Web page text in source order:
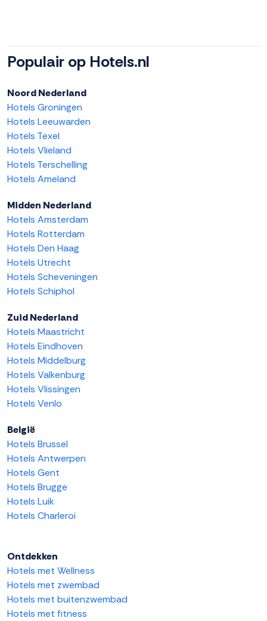
Populair op Hotels.nl
Noord Nederland
Hotels Groningen
Hotels Leeuwarden
Hotels Texel
Hotels Vlieland
Hotels Terschelling
Hotels Ameland
Midden Nederland
Hotels Amsterdam
Hotels Rotterdam
Hotels Den Haag
Hotels Utrecht
Hotels Scheveningen
Hotels Schiphol
Zuid Nederland
Hotels Maastricht
Hotels Eindhoven
Hotels Middelburg
Hotels Valkenburg
Hotels Vlissingen
Hotels Venlo
België
Hotels Brussel
Hotels Antwerpen
Hotels Gent
Hotels Brugge
Hotels Luik
Hotels Charleroi
Ontdekken
Hotels met Wellness
Hotels met zwembad
Hotels met buitenzwembad
Hotels met fitness